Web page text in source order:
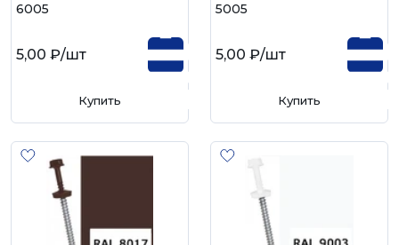
6005
5,00 ₽/шт
Купить
5005
5,00 ₽/шт
Купить